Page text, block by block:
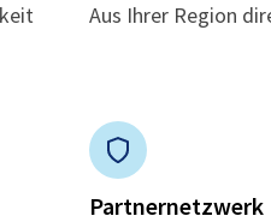
Aus Ihrer Region
Partnernetzwerk